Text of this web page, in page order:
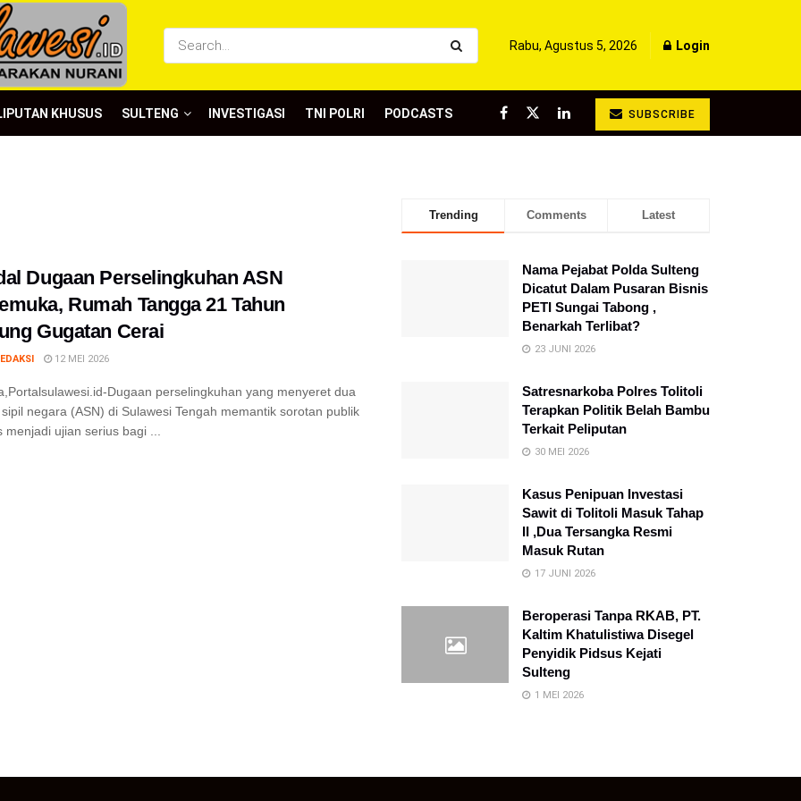
Rabu, Agustus 5, 2026 Login
KHUSUS SULTENG INVESTIGASI TNI POLRI PODCASTS SUBSCRIBE
Dugaan Perselingkuhan ASN
Rumah Tangga 21 Tahun
Gugatan Cerai
12 MEI 2026
Dugaan perselingkuhan yang menyeret dua
negara (ASN) di Sulawesi Tengah memantik sorotan publik
menjadi ujian serius bagi ...
Trending Comments Latest
Nama Pejabat Polda Sulteng
Dicatut Dalam Pusaran Bisnis
PETI Sungai Tabong ,
Benarkah Terlibat?
23 JUNI 2026
Satresnarkoba Polres Tolitoli
Terapkan Politik Belah Bambu
Terkait Peliputan
30 MEI 2026
Kasus Penipuan Investasi
Sawit di Tolitoli Masuk Tahap
II ,Dua Tersangka Resmi
Masuk Rutan
17 JUNI 2026
Beroperasi Tanpa RKAB, PT.
Kaltim Khatulistiwa Disegel
Penyidik Pidsus Kejati
Sulteng
1 MEI 2026